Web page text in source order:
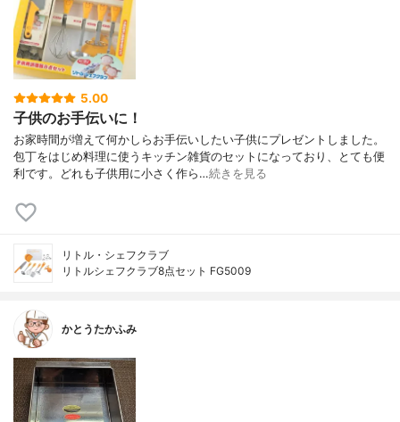
5.00
子供のお手伝いに！
お家時間が増えて何かしらお手伝いしたい子供にプレゼントしました。
包丁をはじめ料理に使うキッチン雑貨のセットになっており、とても便
利です。どれも子供用に小さく作ら…続きを見る
リトル・シェフクラブ
リトルシェフクラブ8点セット FG5009
かとうたかふみ